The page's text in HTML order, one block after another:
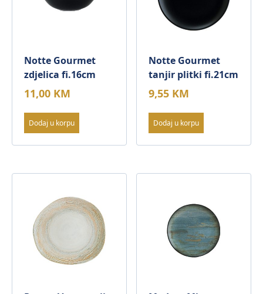
Notte Gourmet
zdjelica fi.16cm
11,00 KM
Dodaj u korpu
Notte Gourmet
tanjir plitki fi.21cm
9,55 KM
Dodaj u korpu